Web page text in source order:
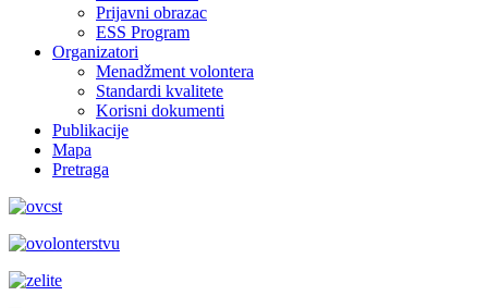
Prijavni obrazac
ESS Program
Organizatori
Menadžment volontera
Standardi kvalitete
Korisni dokumenti
Publikacije
Mapa
Pretraga